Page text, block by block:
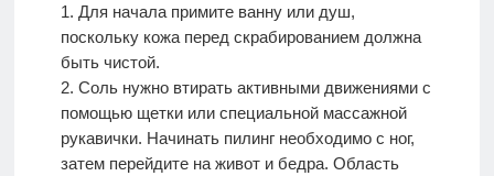
1. Для начала примите ванну или душ,
поскольку кожа перед скрабированием должна
быть чистой.
2. Соль нужно втирать активными движениями с
помощью щетки или специальной массажной
рукавички. Начинать пилинг необходимо с ног,
затем перейдите на живот и бедра. Область